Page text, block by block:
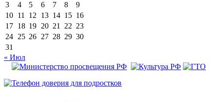
3
4 5 6 7 8
9
10 11 12 13 14 15 16
17 18 19 20 21 22 23
24 25 26 27 28 29 30
31
« Июл